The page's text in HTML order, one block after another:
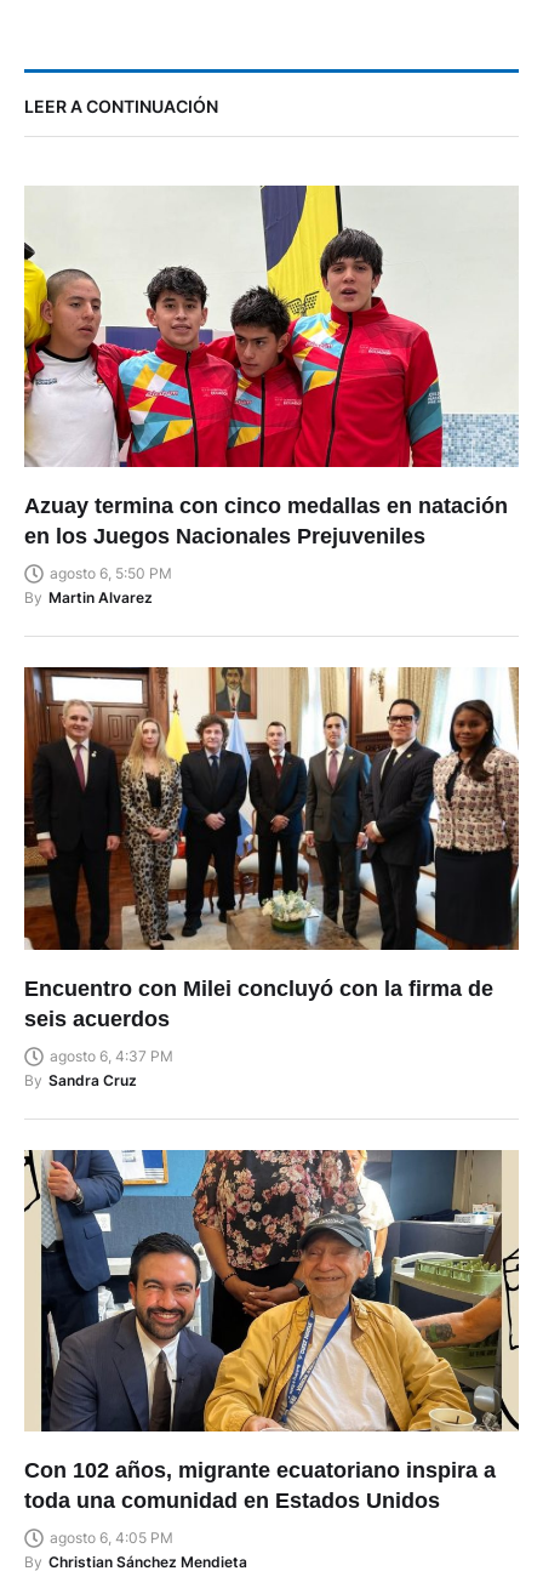
LEER A CONTINUACIÓN
Azuay termina con cinco medallas en natación
en los Juegos Nacionales Prejuveniles
agosto 6, 5:50 PM
By Martin Alvarez
Encuentro con Milei concluyó con la firma de
seis acuerdos
agosto 6, 4:37 PM
By Sandra Cruz
Con 102 años, migrante ecuatoriano inspira a
toda una comunidad en Estados Unidos
agosto 6, 4:05 PM
By Christian Sánchez Mendieta